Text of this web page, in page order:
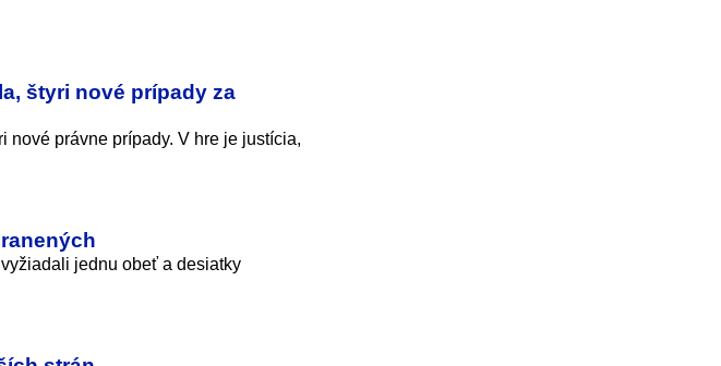
štyri nové prípady za
nové právne prípady. V hre je justícia,
jednu obeť a desiatky